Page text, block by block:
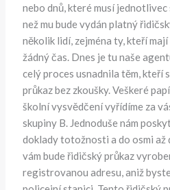
nebo dnů, které musí
než mu bude vydán platný
několik lidí, zejména ty, kteří
žádný čas. Dnes je tu naše
celý proces usnadnila těm, kteří
průkaz bez zkoušky. Veškeré
školní vysvědčení vyřídíme za
skupiny B. Jednoduše nám
doklady totožnosti a do osmi až
vám bude řidičský průkaz
registrovanou adresu, aniž